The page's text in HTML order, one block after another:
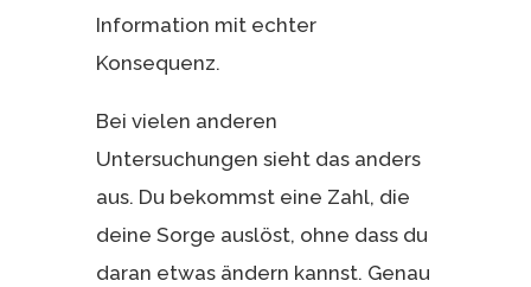
Information mit echter
Konsequenz.
Bei vielen anderen
Untersuchungen sieht das anders
aus. Du bekommst eine Zahl, die
deine Sorge auslöst, ohne dass du
daran etwas ändern kannst. Genau